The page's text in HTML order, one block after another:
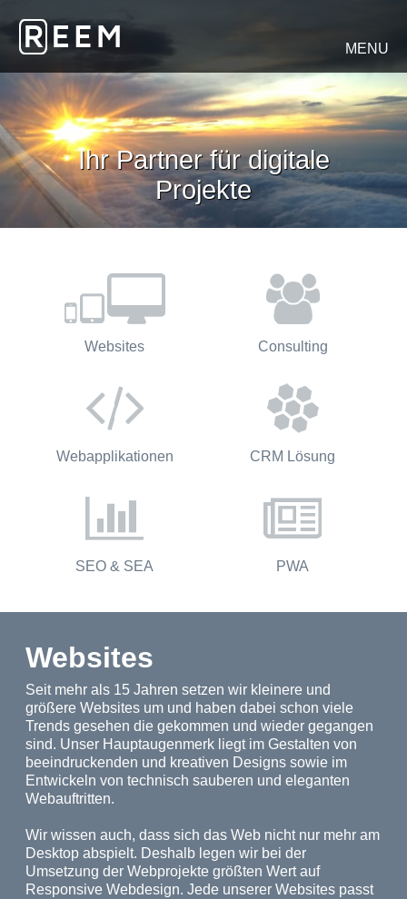
MENU
Ihr Partner für digitale
Projekte
Websites Consulting
Webapplikationen CRM Lösung
SEO & SEA PWA
Websites
Seit mehr als 15 Jahren setzen wir kleinere und
größere Websites um und haben dabei schon viele
Trends gesehen die gekommen und wieder gegangen
sind. Unser Hauptaugenmerk liegt im Gestalten von
beeindruckenden und kreativen Designs sowie im
Entwickeln von technisch sauberen und eleganten
Webauftritten.
Wir wissen auch, dass sich das Web nicht nur mehr am
Desktop abspielt. Deshalb legen wir bei der
Umsetzung der Webprojekte größten Wert auf
Responsive Webdesign. Jede unserer Websites passt